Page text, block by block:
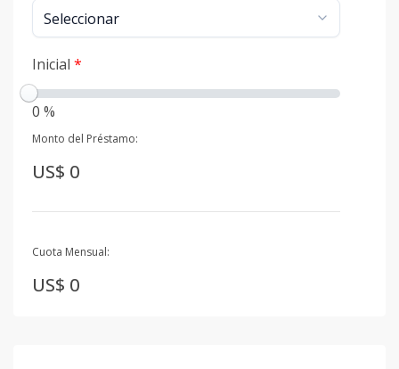
Inicial *
0 %
Monto del Préstamo:
US$ 0
Cuota Mensual:
US$ 0